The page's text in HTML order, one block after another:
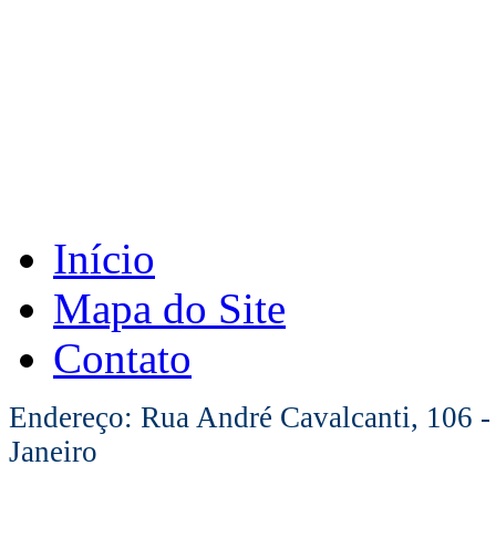
Início
Mapa do Site
Contato
Endereço: Rua André Cavalcanti, 106
Janeiro